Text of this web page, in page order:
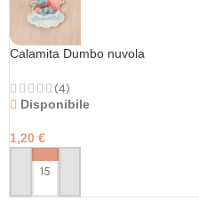
Calamita Dumbo nuvola
(4)
Disponibile
1,20 €
PERSONALIZZA